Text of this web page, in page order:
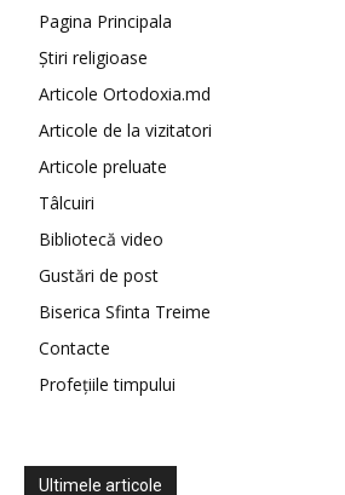
Pagina Principala
Știri religioase
Articole Ortodoxia.md
Articole de la vizitatori
Articole preluate
Tâlcuiri
Bibliotecă video
Gustări de post
Biserica Sfinta Treime
Contacte
Profețiile timpului
Ultimele articole